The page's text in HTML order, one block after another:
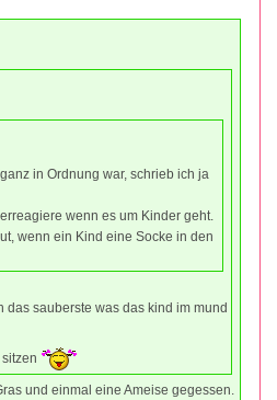
in Ordnung war, schrieb ich ja
wenn es um Kinder geht.
wenn ein Kind eine Socke in den
das sauberste was das kind im mund
und einmal eine Ameise gegessen.